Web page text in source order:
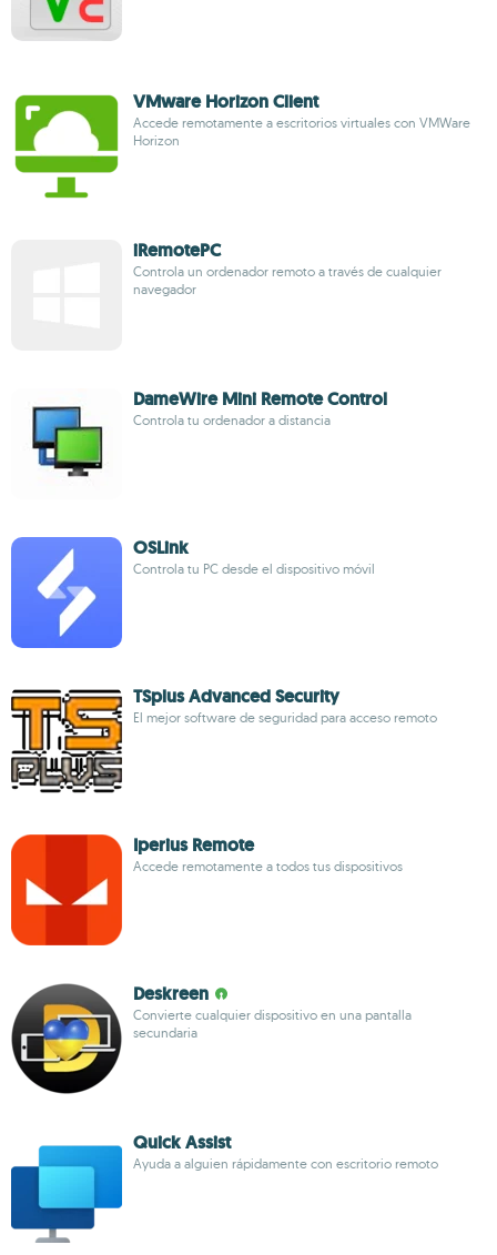
VMware Horizon Client
Accede remotamente a escritorios virtuales con VMWare
Horizon
iRemotePC
Controla un ordenador remoto a través de cualquier
navegador
DameWire Mini Remote Control
Controla tu ordenador a distancia
OSLink
Controla tu PC desde el dispositivo móvil
TSplus Advanced Security
El mejor software de seguridad para acceso remoto
Iperius Remote
Accede remotamente a todos tus dispositivos
Deskreen
Convierte cualquier dispositivo en una pantalla
secundaria
Quick Assist
Ayuda a alguien rápidamente con escritorio remoto